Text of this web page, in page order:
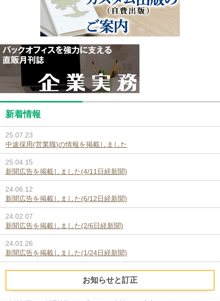
新着情報
25.07.23
中途採用(営業職)の情報を掲載しました
25.04.15
新聞広告を掲載しました(4/11日経新聞)
24.06.12
新聞広告を掲載しました(6/12日経新聞)
24.02.07
新聞広告を掲載しました(2/6日経新聞)
24.01.26
新聞広告を掲載しました(1/24日経新聞)
お知らせと訂正